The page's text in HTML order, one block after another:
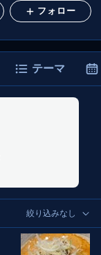
フォロー
テーマ
絞り込みなし